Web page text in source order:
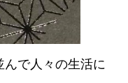
んで人々の生活に